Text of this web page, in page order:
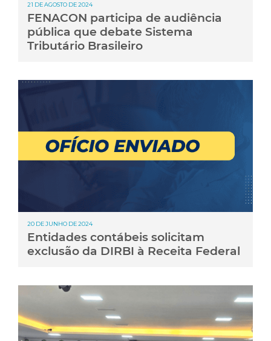
21 DE AGOSTO DE 2024
FENACON participa de audiência
pública que debate Sistema
Tributário Brasileiro
20 DE JUNHO DE 2024
Entidades contábeis solicitam
exclusão da DIRBI à Receita Federal